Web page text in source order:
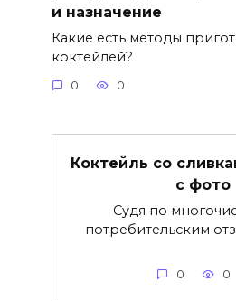
и назначение
Какие есть методы
коктейлей?
0 0
Коктейль со
с фото
Судя по
потребительским
0 0